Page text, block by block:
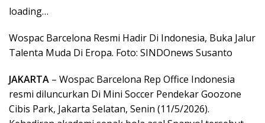
loading…
Wospac Barcelona Resmi Hadir Di Indonesia, Buka Jalur
Talenta Muda Di Eropa. Foto: SINDOnews Susanto
JAKARTA – Wospac Barcelona Rep Office Indonesia
resmi diluncurkan Di Mini Soccer Pendekar Goozone
Cibis Park, Jakarta Selatan, Senin (11/5/2026).